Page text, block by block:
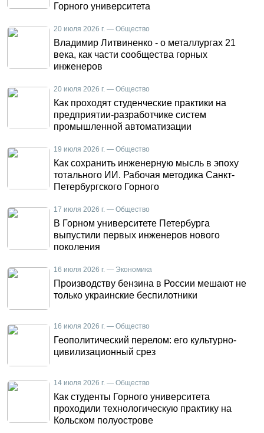
Горного университета
20 июля 2026 г. — Общество
Владимир Литвиненко - о металлургах 21
века, как части сообщества горных
инженеров
20 июля 2026 г. — Общество
Как проходят студенческие практики на
предприятии-разработчике систем
промышленной автоматизации
19 июля 2026 г. — Общество
Как сохранить инженерную мысль в эпоху
тотального ИИ. Рабочая методика Санкт-
Петербургского Горного
17 июля 2026 г. — Общество
В Горном университете Петербурга
выпустили первых инженеров нового
поколения
16 июля 2026 г. — Экономика
Производству бензина в России мешают не
только украинские беспилотники
16 июля 2026 г. — Общество
Геополитический перелом: его культурно-
цивилизационный срез
14 июля 2026 г. — Общество
Как студенты Горного университета
проходили технологическую практику на
Кольском полуострове